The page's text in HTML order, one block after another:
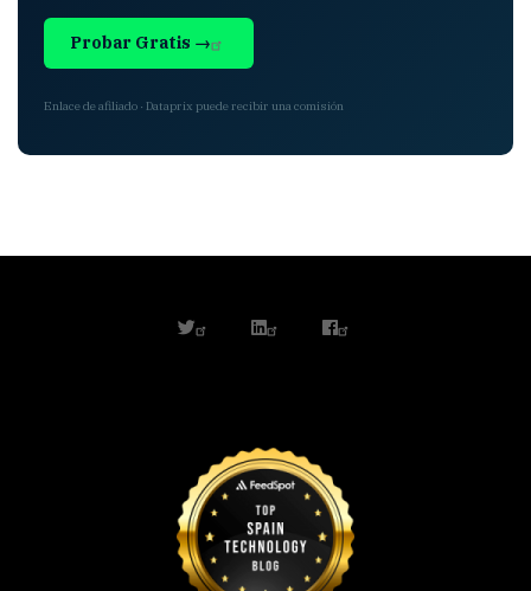
Probar Gratis →
Enlace de afiliado · Dataprix puede recibir una comisión
twitterlinkedinfacebook